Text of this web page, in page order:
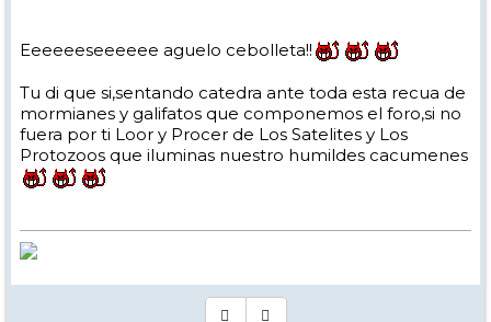
Eeeeeeseeeeee aguelo cebolleta!!
Tu di que si,sentando catedra ante toda esta recua de
mormianes y galifatos que componemos el foro,si no
fuera por ti Loor y Procer de Los Satelites y Los
Protozoos que iluminas nuestro humildes cacumenes